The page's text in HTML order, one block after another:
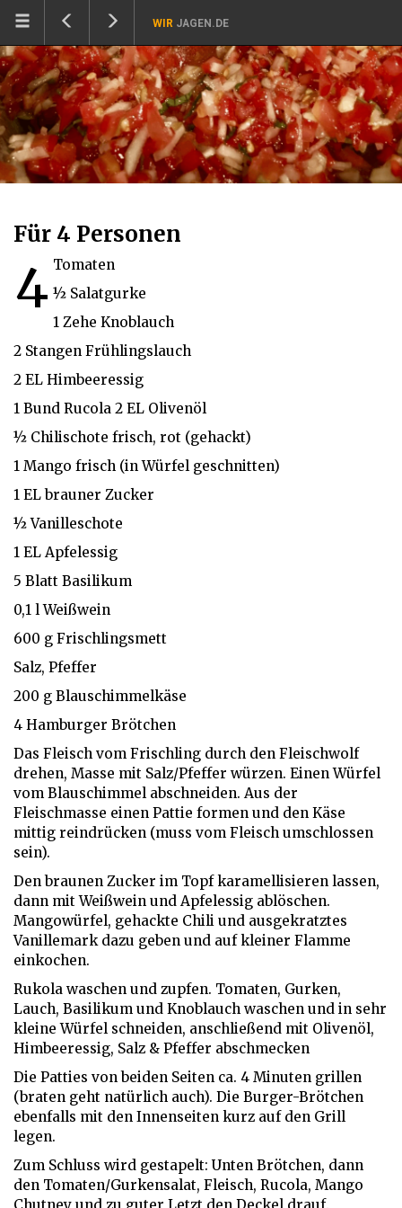
WIR JAGEN.DE
Für 4 Personen
4 Tomaten
½ Salatgurke
1 Zehe Knoblauch
2 Stangen Frühlingslauch
2 EL Himbeeressig
1 Bund Rucola 2 EL Olivenöl
½ Chilischote frisch, rot (gehackt)
1 Mango frisch (in Würfel geschnitten)
1 EL brauner Zucker
½ Vanilleschote
1 EL Apfelessig
5 Blatt Basilikum
0,1 l Weißwein
600 g Frischlingsmett
Salz, Pfeffer
200 g Blauschimmelkäse
4 Hamburger Brötchen
Das Fleisch vom Frischling durch den Fleischwolf
drehen, Masse mit Salz/Pfeffer würzen. Einen Würfel
vom Blauschimmel abschneiden. Aus der
Fleischmasse einen Pattie formen und den Käse
mittig reindrücken (muss vom Fleisch umschlossen
sein).
Den braunen Zucker im Topf karamellisieren lassen,
dann mit Weißwein und Apfelessig ablöschen.
Mangowürfel, gehackte Chili und ausgekratztes
Vanillemark dazu geben und auf kleiner Flamme
einkochen.
Rukola waschen und zupfen. Tomaten, Gurken,
Lauch, Basilikum und Knoblauch waschen und in sehr
kleine Würfel schneiden, anschließend mit Olivenöl,
Himbeeressig, Salz & Pfeffer abschmecken
Die Patties von beiden Seiten ca. 4 Minuten grillen
(braten geht natürlich auch). Die Burger-Brötchen
ebenfalls mit den Innenseiten kurz auf den Grill
legen.
Zum Schluss wird gestapelt: Unten Brötchen, dann
den Tomaten/Gurkensalat, Fleisch, Rucola, Mango